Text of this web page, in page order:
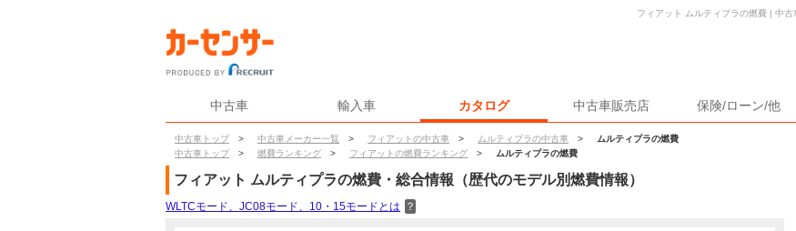
中古車 輸入車 カタログ 中古車販売店 保険/ローン/他
中古車トップ > 中古車メーカー一覧 > フィアットの中古車 > ムルティプラの中古車 >
ムルティプラの燃費
中古車トップ
> 燃費ランキング > フィアットの燃費ランキング > ムルティプラの燃費
フィアット ムルティプラの燃費 | 中
フィアット ムルティプラの燃費・総合情報（歴代のモデル別燃費情報）
WLTCモード、JC08モード、10・15モードとは ？